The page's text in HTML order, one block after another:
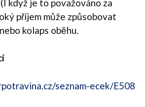
když je to považováno za
příjem může způsobovat
kolaps oběhu.
seznam-ecek/E508